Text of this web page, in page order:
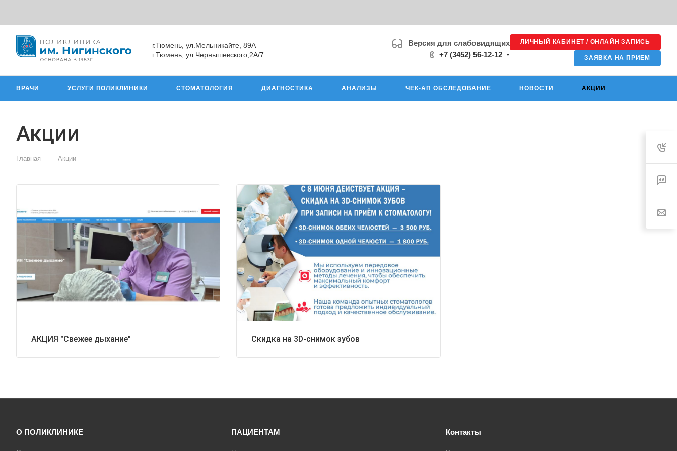
г.Тюмень, ул.Мельникайте, 89А
г.Тюмень, ул.Чернышевского,2А/7
Версия для слабовидящих
+7 (3452) 56-12-12
ЛИЧНЫЙ КАБИНЕТ / ОНЛАЙН ЗАПИСЬ
ЗАЯВКА НА ПРИЕМ
ВРАЧИ УСЛУГИ ПОЛИКЛИНИКИ СТОМАТОЛОГИЯ ДИАГНОСТИКА АНАЛИЗЫ ЧЕК-АП ОБСЛЕДОВАНИЕ НОВОСТИ АКЦИИ
Акции
Главная — Акции
АКЦИЯ "Свежее дыхание" Скидка на 3D-снимок зубов
О ПОЛИКЛИНИКЕ ПАЦИЕНТАМ Контакты